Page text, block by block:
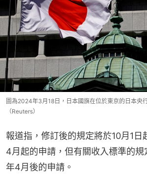
圖為2024年3月18日，日本國旗在位於東京的日本央
（Reuters）
報道指，修訂後的規定將於10月1日
4月起的申請，但有關收入標準的規
年4月後的申請。